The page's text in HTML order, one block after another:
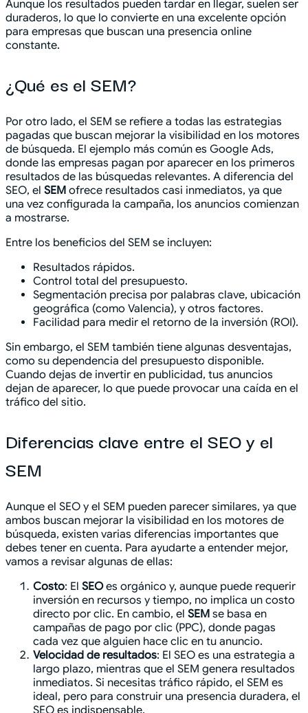
Aunque los resultados pueden tardar en llegar, suelen ser
duraderos, lo que lo convierte en una excelente opción
para empresas que buscan una presencia online
constante.
¿Qué es el SEM?
Por otro lado, el SEM se refiere a todas las estrategias
pagadas que buscan mejorar la visibilidad en los motores
de búsqueda. El ejemplo más común es Google Ads,
donde las empresas pagan por aparecer en los primeros
resultados de las búsquedas relevantes. A diferencia del
SEO, el SEM ofrece resultados casi inmediatos, ya que
una vez configurada la campaña, los anuncios comienzan
a mostrarse.
Entre los beneficios del SEM se incluyen:
Resultados rápidos.
Control total del presupuesto.
Segmentación precisa por palabras clave, ubicación
geográfica (como Valencia), y otros factores.
Facilidad para medir el retorno de la inversión (ROI).
Sin embargo, el SEM también tiene algunas desventajas,
como su dependencia del presupuesto disponible.
Cuando dejas de invertir en publicidad, tus anuncios
dejan de aparecer, lo que puede provocar una caída en el
tráfico del sitio.
Diferencias clave entre el SEO y el
SEM
Aunque el SEO y el SEM pueden parecer similares, ya que
ambos buscan mejorar la visibilidad en los motores de
búsqueda, existen varias diferencias importantes que
debes tener en cuenta. Para ayudarte a entender mejor,
vamos a revisar algunas de ellas:
Costo: El SEOes orgánico y, aunque puede requerir
inversión en recursos y tiempo, no implica un costo
directo por clic. En cambio, el SEM se basa en
campañas de pago por clic (PPC), donde pagas
cada vez que alguien hace clic en tu anuncio.
Velocidad de resultados: El SEO es una estrategia a
largo plazo, mientras que el SEM genera resultados
inmediatos. Si necesitas tráfico rápido, el SEM es
ideal, pero para construir una presencia duradera, el
SEO es indispensable.